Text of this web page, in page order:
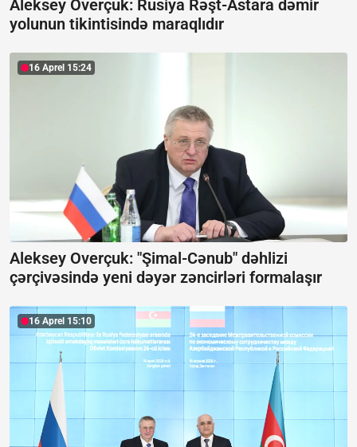
Aleksey Overçuk: Rusiya Rəşt-Astara dəmir
yolunun tikintisində maraqlıdır
16 Aprel 15:24
Aleksey Overçuk: "Şimal-Cənub" dəhlizi
çərçivəsində yeni dəyər zəncirləri formalaşır
16 Aprel 15:10